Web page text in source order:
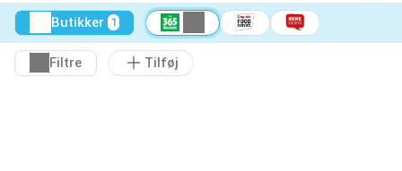
Butikker 1
Filtre Tilføj